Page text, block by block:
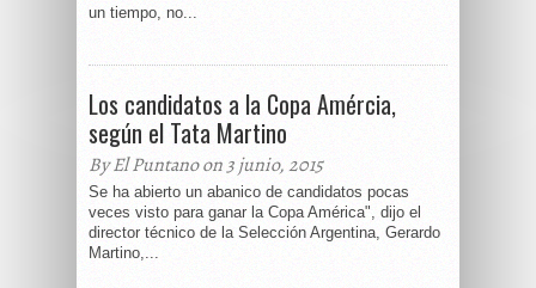
un tiempo, no...
Los candidatos a la Copa Amércia,
según el Tata Martino
By El Puntano on 3 junio, 2015
Se ha abierto un abanico de candidatos pocas
veces visto para ganar la Copa América", dijo el
director técnico de la Selección Argentina, Gerardo
Martino,...